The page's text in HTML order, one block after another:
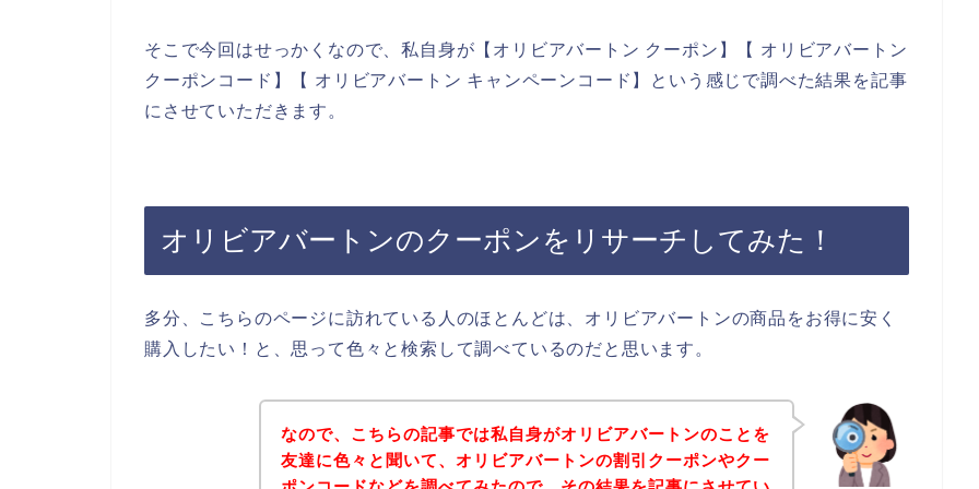
そこで今回はせっかくなので、私自身が【オリビアバートン クーポン】【 オリビアバートン
クーポンコード】【 オリビアバートン キャンペーンコード】という感じで調べた結果を記事
にさせていただきます。
オリビアバートンのクーポンをリサーチしてみた！
多分、こちらのページに訪れている人のほとんどは、オリビアバートンの商品をお得に安く
購入したい！と、思って色々と検索して調べているのだと思います。
なので、こちらの記事では私自身がオリビアバートンのことを
友達に色々と聞いて、オリビアバートンの割引クーポンやクー